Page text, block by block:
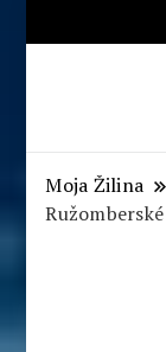
Moja Žilina